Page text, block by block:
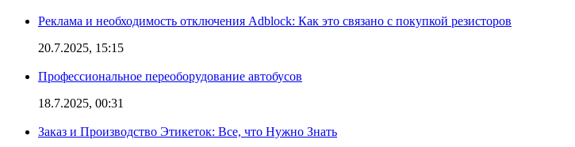
Реклама и необходимость отключения Adblock: Как это связано с покупкой резисторов
20.7.2025, 15:15
Профессиональное переоборудование автобусов
18.7.2025, 00:31
Заказ и Производство Этикеток: Все, что Нужно Знать